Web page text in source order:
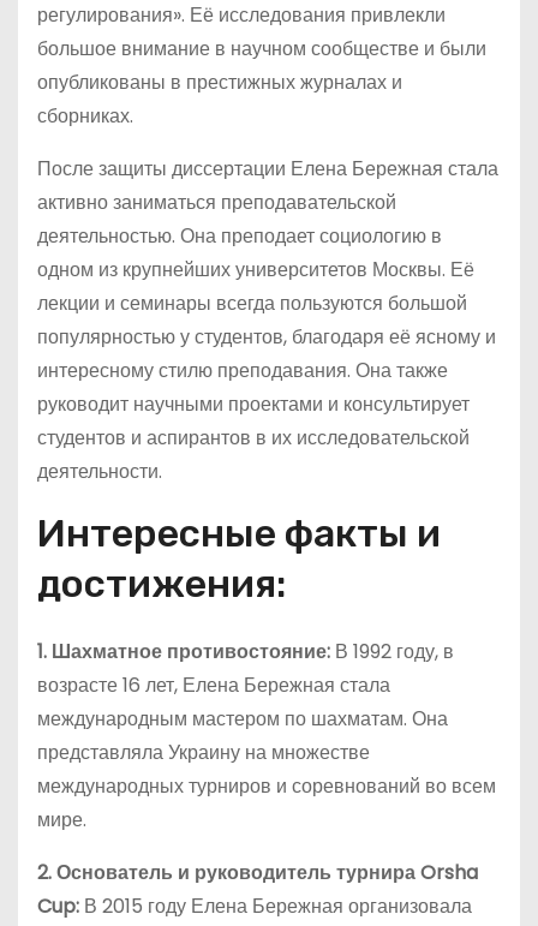
регулирования». Её исследования привлекли
большое внимание в научном сообществе и были
опубликованы в престижных журналах и
сборниках.
После защиты диссертации Елена Бережная стала
активно заниматься преподавательской
деятельностью. Она преподает социологию в
одном из крупнейших университетов Москвы. Её
лекции и семинары всегда пользуются большой
популярностью у студентов, благодаря её ясному и
интересному стилю преподавания. Она также
руководит научными проектами и консультирует
студентов и аспирантов в их исследовательской
деятельности.
Интересные факты и
достижения:
1. Шахматное противостояние: В 1992 году, в
возрасте 16 лет, Елена Бережная стала
международным мастером по шахматам. Она
представляла Украину на множестве
международных турниров и соревнований во всем
мире.
2. Основатель и руководитель турнира Orsha
Cup: В 2015 году Елена Бережная организовала